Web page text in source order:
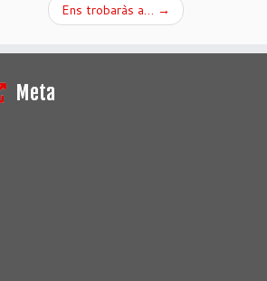
Ens trobaràs a… →
Meta